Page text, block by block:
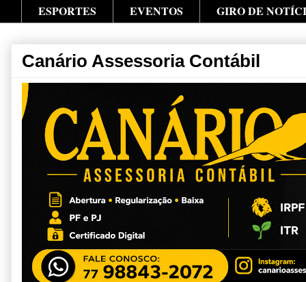
ESPORTES EVENTOS GIRO DE
Canário Assessoria Contábil